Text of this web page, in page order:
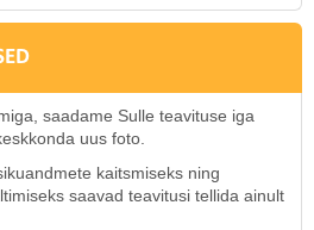
saadame Sulle teavituse iga
uus foto.
kaitsmiseks ning
saavad teavitusi tellida ainult